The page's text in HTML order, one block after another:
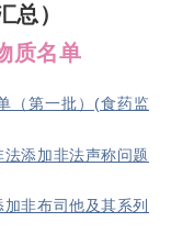
总）
质名单
（第一批）(食药监
添加非法声称问题
非布司他及其系列